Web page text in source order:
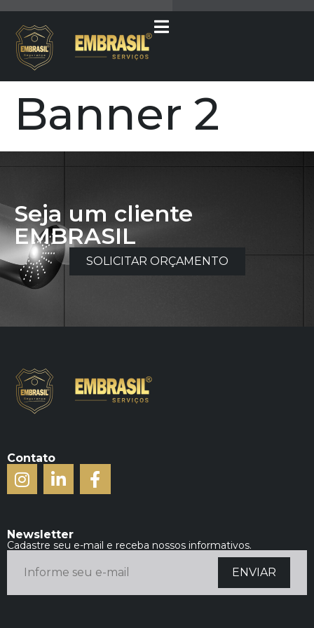
Banner 2
Seja um cliente
EMBRASIL
SOLICITAR ORÇAMENTO
Contato
Newsletter
Cadastre seu e-mail e receba nossos informativos.